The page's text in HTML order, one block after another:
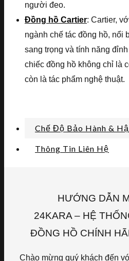
người đeo.
Đồng hồ Cartier: Cartier,
ngành chế tác đồng hồ, nổi
sang trọng và tính năng
chiếc đồng hồ không chỉ là
còn là tác phẩm nghệ thuật.
Chế Độ Bảo Hành &
Thông Tin Liên Hệ
HƯỚNG DẪN
24KARA – HỆ
ĐỒNG HỒ CHÍNH
Chào mừng quý khách đến